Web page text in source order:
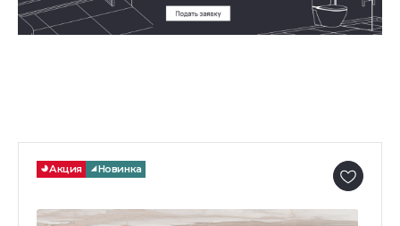
Акция Новинка